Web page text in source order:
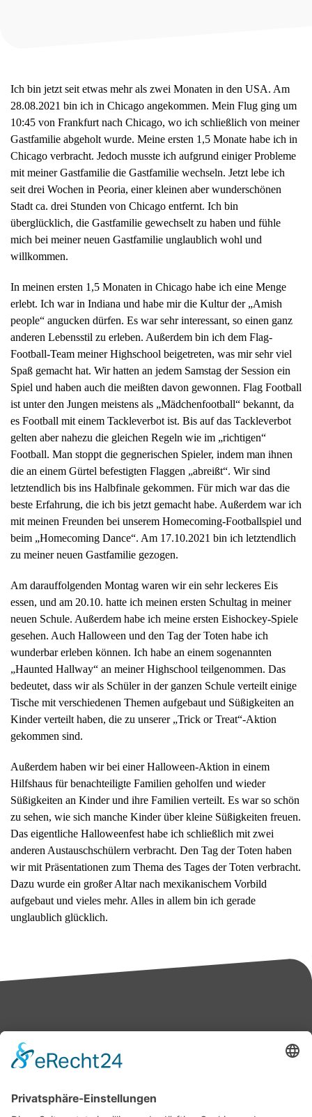
Ich bin jetzt seit etwas mehr als zwei Monaten in den USA. Am
28.08.2021 bin ich in Chicago angekommen. Mein Flug ging um
10:45 von Frankfurt nach Chicago, wo ich schließlich von meiner
Gastfamilie abgeholt wurde. Meine ersten 1,5 Monate habe ich in
Chicago verbracht. Jedoch musste ich aufgrund einiger Probleme
mit meiner Gastfamilie die Gastfamilie wechseln. Jetzt lebe ich
seit drei Wochen in Peoria, einer kleinen aber wunderschönen
Stadt ca. drei Stunden von Chicago entfernt. Ich bin
überglücklich, die Gastfamilie gewechselt zu haben und fühle
mich bei meiner neuen Gastfamilie unglaublich wohl und
willkommen.
In meinen ersten 1,5 Monaten in Chicago habe ich eine Menge
erlebt. Ich war in Indiana und habe mir die Kultur der „Amish
people“ angucken dürfen. Es war sehr interessant, so einen ganz
anderen Lebensstil zu erleben. Außerdem bin ich dem Flag-
Football-Team meiner Highschool beigetreten, was mir sehr viel
Spaß gemacht hat. Wir hatten an jedem Samstag der Session ein
Spiel und haben auch die meißten davon gewonnen. Flag Football
ist unter den Jungen meistens als „Mädchenfootball“ bekannt, da
es Football mit einem Tackleverbot ist. Bis auf das Tackleverbot
gelten aber nahezu die gleichen Regeln wie im „richtigen“
Football. Man stoppt die gegnerischen Spieler, indem man ihnen
die an einem Gürtel befestigten Flaggen „abreißt“. Wir sind
letztendlich bis ins Halbfinale gekommen. Für mich war das die
beste Erfahrung, die ich bis jetzt gemacht habe. Außerdem war ich
mit meinen Freunden bei unserem Homecoming-Footballspiel und
beim „Homecoming Dance“. Am 17.10.2021 bin ich letztendlich
zu meiner neuen Gastfamilie gezogen.
Am darauffolgenden Montag waren wir ein sehr leckeres Eis
essen, und am 20.10. hatte ich meinen ersten Schultag in meiner
neuen Schule. Außerdem habe ich meine ersten Eishockey-Spiele
gesehen. Auch Halloween und den Tag der Toten habe ich
wunderbar erleben können. Ich habe an einem sogenannten
„Haunted Hallway“ an meiner Highschool teilgenommen. Das
bedeutet, dass wir als Schüler in der ganzen Schule verteilt einige
Tische mit verschiedenen Themen aufgebaut und Süßigkeiten an
Kinder verteilt haben, die zu unserer „Trick or Treat“-Aktion
gekommen sind.
Außerdem haben wir bei einer Halloween-Aktion in einem
Hilfshaus für benachteiligte Familien geholfen und wieder
Süßigkeiten an Kinder und ihre Familien verteilt. Es war so schön
zu sehen, wie sich manche Kinder über kleine Süßigkeiten freuen.
Das eigentliche Halloweenfest habe ich schließlich mit zwei
anderen Austauschschülern verbracht. Den Tag der Toten haben
wir mit Präsentationen zum Thema des Tages der Toten verbracht.
Dazu wurde ein großer Altar nach mexikanischem Vorbild
aufgebaut und vieles mehr. Alles in allem bin ich gerade
unglaublich glücklich.
Mitglied des Deutschen Bundestages